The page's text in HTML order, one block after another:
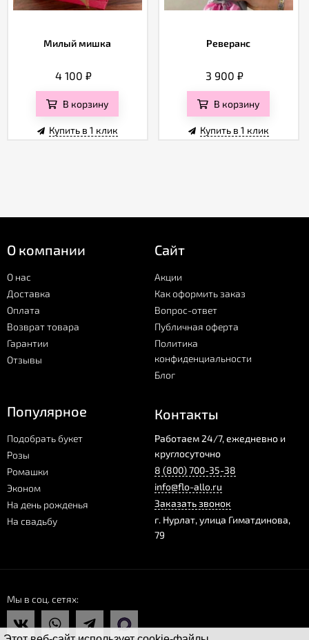
Милый мишка
4 100 ₽
В корзину
Купить в 1 клик
Реверанс
3 900 ₽
В корзину
Купить в 1 клик
О компании
О нас
Доставка
Оплата
Возврат товара
Гарантии
Отзывы
Сайт
Акции
Как оформить заказ
Вопрос-ответ
Публичная оферта
Политика
конфиденциальности
Блог
Популярное
Подобрать букет
Розы
Ромашки
Эконом
На день рожденья
На свадьбу
Контакты
Работаем 24/7, ежедневно и
круглосуточно
8 (800) 700-35-38
info@flo-allo.ru
Заказать звонок
г. Нурлат,улица Гиматдинова,
79
Мы в соц. сетях